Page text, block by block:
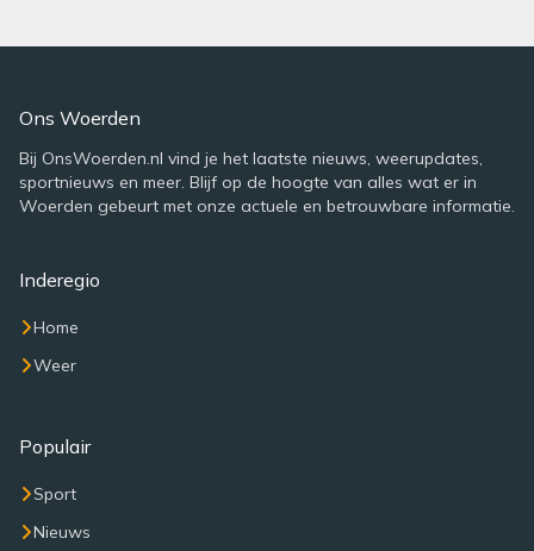
Ons Woerden
Bij OnsWoerden.nl vind je het laatste nieuws, weerupdates,
sportnieuws en meer. Blijf op de hoogte van alles wat er in
Woerden gebeurt met onze actuele en betrouwbare informatie.
Inderegio
Home
Weer
Populair
Sport
Nieuws